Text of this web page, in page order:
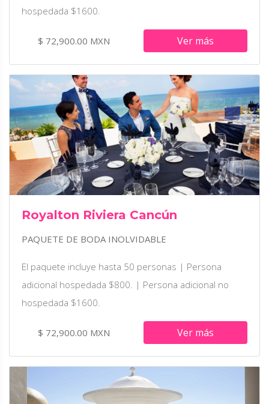
hospedada $1600.
$ 72,900.00 MXN Ver más
Royalton Riviera Cancún
PAQUETE DE BODA INOLVIDABLE
El paquete incluye hasta 50 personas | Persona
adicional hospedada $800. | Persona adicional no
hospedada $1600.
$ 72,900.00 MXN Ver más